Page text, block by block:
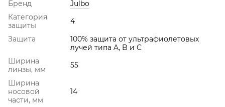
Бренд
Julbo
Категория
защиты
4
Защита
100% защита от ультрафиолетовых
лучей типа A, B и C
Ширина
линзы, мм
55
Ширина
носовой
части, мм
14